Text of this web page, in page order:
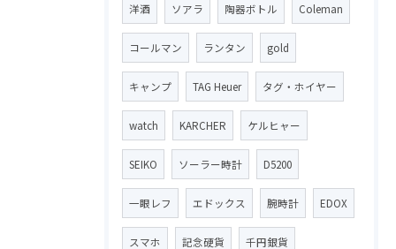
洋酒 ソアラ 陶器ボトル Coleman
コールマン ランタン gold
キャンプ TAG Heuer タグ・ホイヤー
watch KARCHER ケルヒャー
SEIKO ソーラー時計 D5200
一眼レフ エドックス 腕時計 EDOX
スマホ 記念硬貨 千円銀貨